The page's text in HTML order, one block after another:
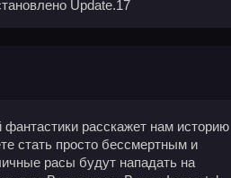
Update.17
расскажет нам историю
стать просто бессмертным и
расы будут нападать на